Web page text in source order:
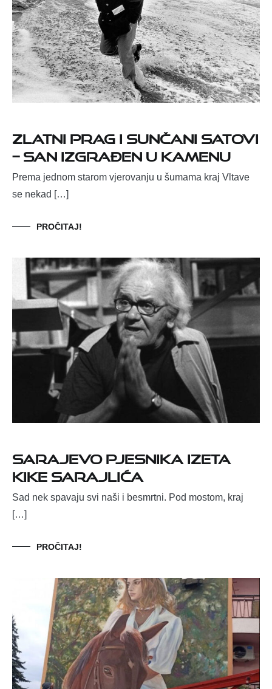
Zlatni Prag i sunčani satovi
– san izgrađen u kamenu
Prema jednom starom vjerovanju u šumama kraj Vltave
se nekad […]
PROČITAJ!
Sarajevo pjesnika Izeta
Kike Sarajlića
Sad nek spavaju svi naši i besmrtni. Pod mostom, kraj
[…]
PROČITAJ!